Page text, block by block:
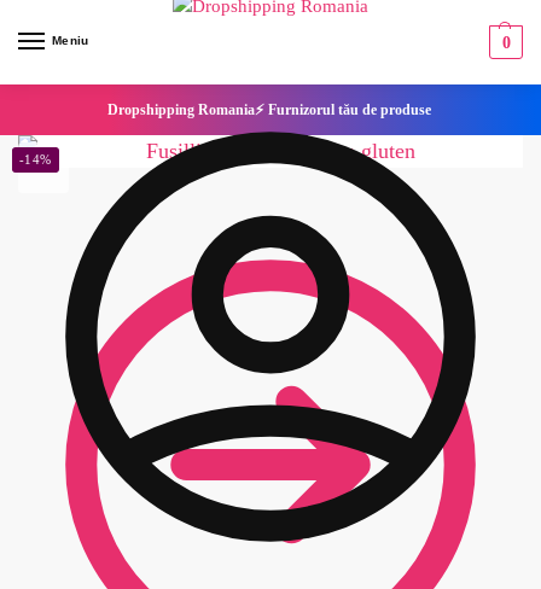
Meniu 0
Dropshipping Romania⚡ Furnizorul tău de produse
-14%